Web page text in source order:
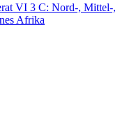
VI 3 C: Nord-, Mittel-,
Afrika